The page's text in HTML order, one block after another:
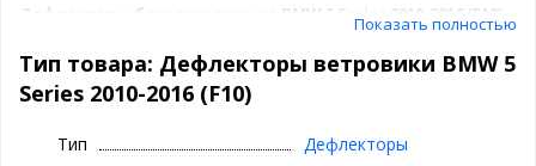
Дефлекторы боковых окон на BMW 5 Series 2010-2016 (F10)
это надежная защита от попадания осадков, воды и
загрязнений в салон автомобиля и солнечных лучей.
Преимущества дефлекторов окон:
Эффективная защита:
отводят воду, брызги и
Показать полностью
Тип товара: Дефлекторы ветровики BMW 5
Series 2010-2016 (F10)
Тип
Дефлекторы